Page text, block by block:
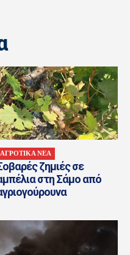
ΑΓΡΟΤΙΚΑ ΝΕΑ
ζημιές σε
στη Σάμο από